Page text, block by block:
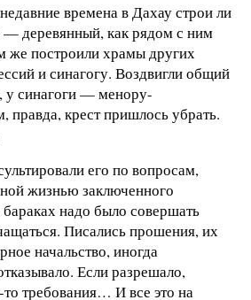
времена в Дахау строи ли
деревянный, как рядом с ним
же построили храмы других
и синагогу. Воздвигли общий
у синагоги — менору-
правда, крест пришлось убрать.
его по вопросам,
жизнью заключенного
бараках надо было совершать
Писались прошения, их
начальство, иногда
Если разрешало,
то требования… И все это на